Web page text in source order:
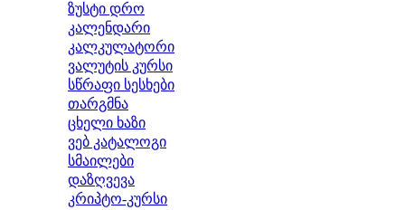
ზუსტი დრო
კალენდარი
კალკულატორი
ვალუტის კურსი
სწრაფი სესხები
თარგმნა
ცხელი ხაზი
ვებ კატალოგი
სმაილები
დაზღვევა
კრიპტო-კურსი